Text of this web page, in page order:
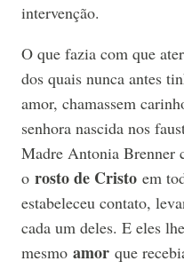
intervenção.
O que fazia com que
dos quais nunca antes
amor, chamassem
senhora nascida nos
Madre Antonia Brenner
o rosto de Cristo em
estabeleceu contato,
cada um deles. E eles
mesmo amor que